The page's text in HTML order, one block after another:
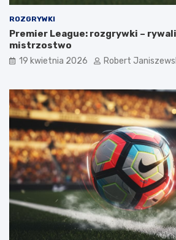
ROZGRYWKI
Premier League: rozgrywki –
mistrzostwo
19 kwietnia 2026 Robert